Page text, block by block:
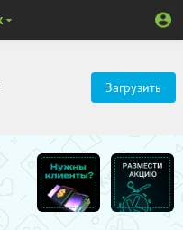
Загрузить